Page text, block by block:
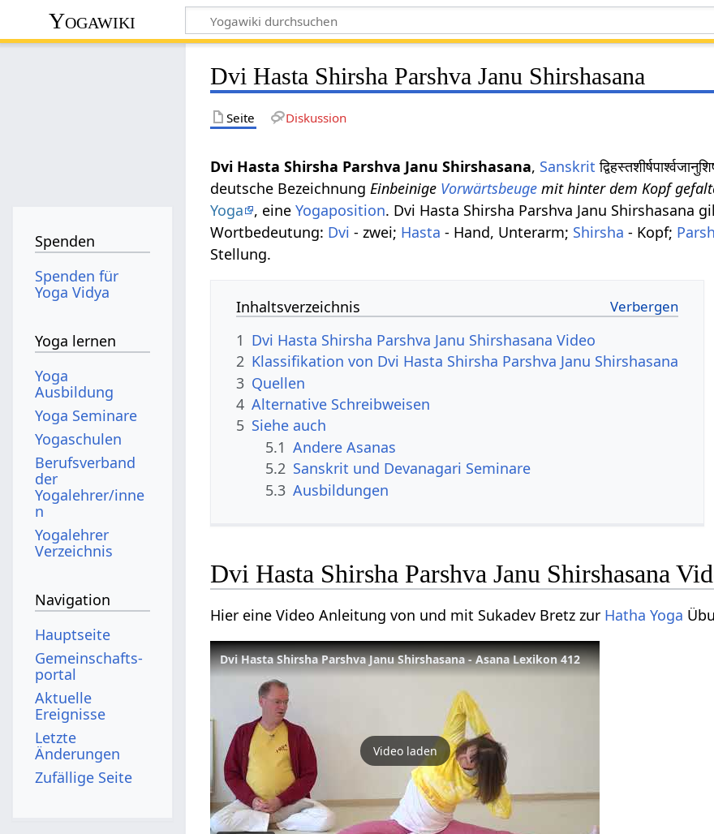
Yogawiki
Dvi Hasta Shirsha Parshva Janu Shirshasana
Seite Diskussion
Dvi Hasta Shirsha Parshva Janu Shirshasana, Sanskrit
deutsche Bezeichnung Einbeinige Vorwärtsbeuge mit hinter dem Kopf
Yoga
, eineYogaposition. Dvi Hasta Shirsha Parshva Janu Shirshasana
Wortbedeutung: Dvi - zwei; Hasta - Hand, Unterarm; Shirsha - Kopf;
Stellung.
Inhaltsverzeichnis
1 Dvi Hasta Shirsha Parshva Janu Shirshasana Video
2 Klassifikation von Dvi Hasta Shirsha Parshva Janu Shirshasana
3 Quellen
4 Alternative Schreibweisen
5 Siehe auch
5.1 Andere Asanas
5.2 Sanskrit und Devanagari Seminare
5.3 Ausbildungen
Dvi Hasta Shirsha Parshva Janu Shirshasana
Hier eine Video Anleitung von und mit Sukadev Bretz zur Hatha Yoga
Dvi Hasta Shirsha Parshva Janu Shirshasana - Asana Lexikon 412
Video laden
Spenden
Spenden für
Yoga Vidya
Yoga lernen
Yoga
Ausbildung
Yoga Seminare
Yogaschulen
Berufsverband
der
Yogalehrer/inne
n
Yogalehrer
Verzeichnis
Navigation
Hauptseite
Gemeinschafts­
portal
Aktuelle
Ereignisse
Letzte
Änderungen
Zufällige Seite